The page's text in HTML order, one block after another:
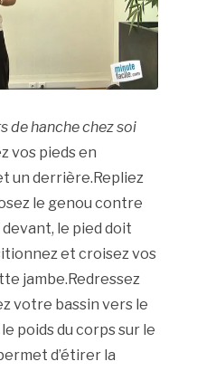
de hanche chez soi
vos pieds en
un derrière.Repliez
le genou contre
devant, le pied doit
et croisez vos
jambe.Redressez
votre bassin vers le
poids du corps sur le
d’étirer la